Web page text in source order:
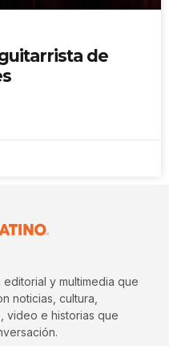
de
y multimedia que
noticias, cultura,
video e historias que